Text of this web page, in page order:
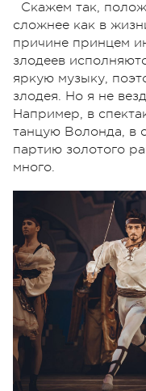
Скажем так,
сложнее как в
причине принцем
злодеев
яркую музыку,
злодея. Но я не
Например, в
танцую Волонда, в
партию золотого
много.